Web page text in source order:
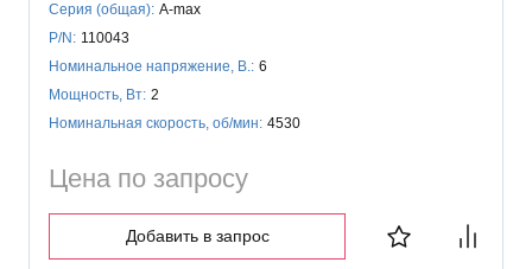
Серия (общая): A-max
P/N: 110043
Номинальное напряжение, В.: 6
Мощность, Вт: 2
Номинальная скорость, об/мин: 4530
Цена по запросу
Добавить в запрос